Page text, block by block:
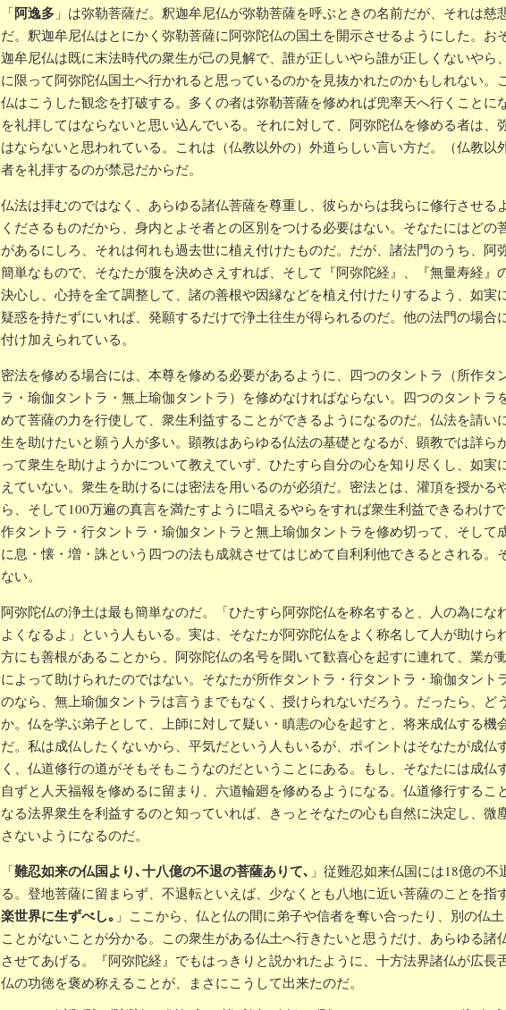
「阿逸多 」は弥勒菩薩だ。釈迦牟尼仏が弥勒菩薩を呼ぶときの名前だが、それは慈
だ。釈迦牟尼仏はとにかく弥勒菩薩に阿弥陀仏の国土を開示させるようにした。お
迦牟尼仏は既に末法時代の衆生が己の見解で、誰が正しいやら誰が正しくないやら
に限って阿弥陀仏国土へ行かれると思っているのかを見抜かれたのかもしれない。
仏はこうした観念を打破する。多くの者は弥勒菩薩を修めれば兜率天へ行くことに
を礼拝してはならないと思い込んでいる。それに対して、阿弥陀仏を修める者は、
はならないと思われている。これは（仏教以外の）外道らしい言い方だ。（仏教以
者を礼拝するのが禁忌だからだ。
仏法は拝むのではなく、あらゆる諸仏菩薩を尊重し、彼らからは我らに修行させる
くださるものだから、身内とよそ者との区別をつける必要はない。そなたにはどの
があるにしろ、それは何れも過去世に植え付けたものだ。だが、諸法門のうち、阿
簡単なもので、そなたが腹を決めさえすれば、そして『阿弥陀経』、『無量寿経』
決心し、心持を全て調整して、諸の善根や因縁などを植え付けたりするよう、如実
疑惑を持たずにいれば、発願するだけで浄土往生が得られるのだ。他の法門の場合
付け加えられている。
密法を修める場合には、本尊を修める必要があるように、四つのタントラ（所作タ
ラ・瑜伽タントラ・無上瑜伽タントラ）を修めなければならない。四つのタントラ
めて菩薩の力を行使して、衆生利益することができるようになるのだ。仏法を請い
生を助けたいと願う人が多い。顕教はあらゆる仏法の基礎となるが、顕教では詳ら
って衆生を助けようかについて教えていず、ひたすら自分の心を知り尽くし、如実
えていない。衆生を助けるには密法を用いるのが必須だ。密法とは、灌頂を授かる
ら、そして100万遍の真言を満たすように唱えるやらをすれば衆生利益できるわけ
作タントラ・行タントラ・瑜伽タントラと無上瑜伽タントラを修め切って、そして
に息・懐・増・誅という四つの法も成就させてはじめて自利利他できるとされる。
ない。
阿弥陀仏の浄土は最も簡単なのだ。「ひたすら阿弥陀仏を称名すると、人の為にな
よくなるよ」という人もいる。実は、そなたが阿弥陀仏をよく称名して人が助けら
方にも善根があることから、阿弥陀仏の名号を聞いて歓喜心を起すに連れて、業が
によって助けられたのではない。そなたが所作タントラ・行タントラ・瑜伽タント
のなら、無上瑜伽タントラは言うまでもなく、授けられないだろう。だったら、ど
か。仏を学ぶ弟子として、上師に対して疑い・瞋恚の心を起すと、将来成仏する機
だ。私は成仏したくないから、平気だという人もいるが、ポイントはそなたが成仏
く、仏道修行の道がそもそもこうなのだということにある。もし、そなたには成仏
自ずと人天福報を修めるに留まり、六道輪廻を修めるようになる。仏道修行するこ
なる法界衆生を利益するのと知っていれば、きっとそなたの心も自然に決定し、微
さないようになるのだ。
「難忍如来の仏国より､十八億の不退の菩薩ありて､ 」従難忍如来仏国には18億の不
る。登地菩薩に留まらず、不退転といえば、少なくとも八地に近い菩薩のことを指
楽世界に生ずべし｡ 」ここから、仏と仏の間に弟子や信者を奪い合ったり、別の仏
ことがないことが分かる。この衆生がある仏土へ行きたいと思うだけ、あらゆる諸
させてあげる。『阿弥陀経』でもはっきりと説かれたように、十方法界諸仏が広長
仏の功徳を褒め称えることが、まさにこうして出来たのだ。